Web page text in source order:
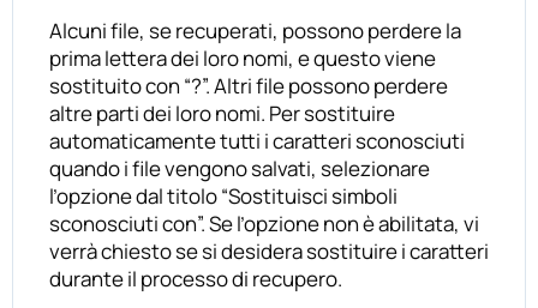
Alcuni file, se recuperati, possono perdere la
prima lettera dei loro nomi, e questo viene
sostituito con “?”. Altri file possono perdere
altre parti dei loro nomi. Per sostituire
automaticamente tutti i caratteri sconosciuti
quando i file vengono salvati, selezionare
l’opzione dal titolo “Sostituisci simboli
sconosciuti con”. Se l’opzione non è abilitata, vi
verrà chiesto se si desidera sostituire i caratteri
durante il processo di recupero.